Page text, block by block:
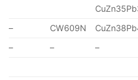
–
CW609N
–
– –